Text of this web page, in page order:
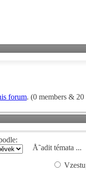
forum. (0 members & 20
Å˜adit témata ...